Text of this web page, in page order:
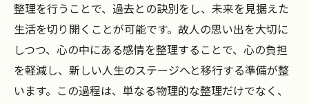
整理を行うことで、過去との訣別をし、未来を見据えた
生活を切り開くことが可能です。故人の思い出を大切に
しつつ、心の中にある感情を整理することで、心の負担
を軽減し、新しい人生のステージへと移行する準備が整
います。この過程は、単なる物理的な整理だけでなく、